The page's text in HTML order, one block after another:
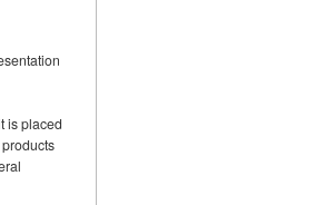
is placed